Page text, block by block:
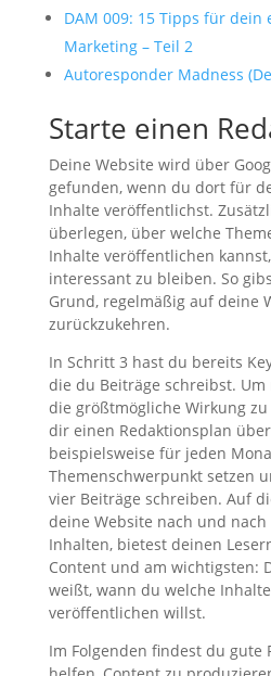
DAM 009: 15 Tipps für dein
Marketing – Teil 2
Autoresponder Madness
Starte einen
Deine Website wird über
gefunden, wenn du dort für
Inhalte veröffentlichst.
überlegen, über welche
Inhalte veröffentlichen
interessant zu bleiben. So
Grund, regelmäßig auf deine
zurückzukehren.
In Schritt 3 hast du bereits
die du Beiträge schreibst.
die größtmögliche Wirkung
dir einen Redaktionsplan
beispielsweise für jeden
Themenschwerpunkt setzen
vier Beiträge schreiben. Auf
deine Website nach und
Inhalten, bietest deinen
Content und am wichtigsten:
weißt, wann du welche
veröffentlichen willst.
Im Folgenden findest du gute